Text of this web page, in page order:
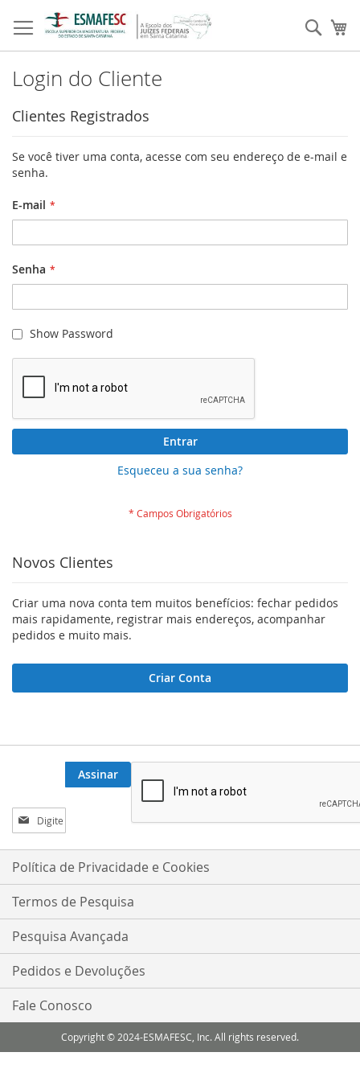
para
o
conteúdo
Login do Cliente
Clientes Registrados
Se você tiver uma conta, acesse com seu endereço de e-mail e
senha.
E-mail
Senha
Show Password
Entrar
Esqueceu a sua senha?
Novos Clientes
Criar uma nova conta tem muitos benefícios: fechar pedidos
mais rapidamente, registrar mais endereços, acompanhar
pedidos e muito mais.
Criar Conta
Inscreva-
se
na
nossa
Assinar
Política de Privacidade e Cookies
Termos de Pesquisa
Pesquisa Avançada
Pedidos e Devoluções
Fale Conosco
Copyright © 2024-ESMAFESC, Inc. All rights reserved.